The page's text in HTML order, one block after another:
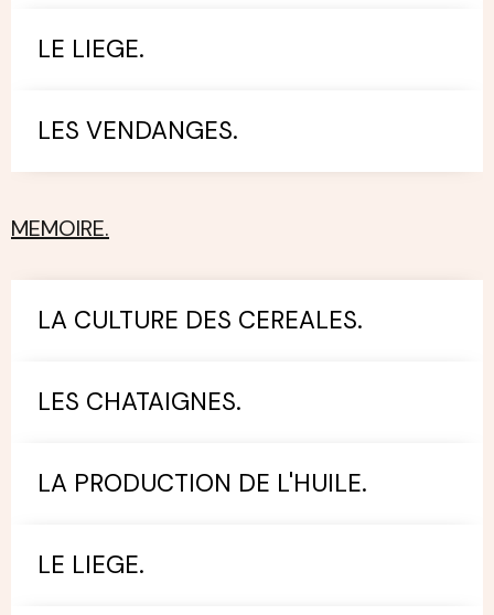
LE LIEGE.
LES VENDANGES.
MEMOIRE.
LA CULTURE DES CEREALES.
LES CHATAIGNES.
LA PRODUCTION DE L'HUILE.
LE LIEGE.